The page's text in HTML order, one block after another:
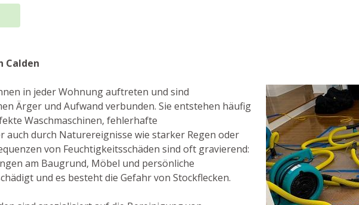
Calden
in jeder Wohnung auftreten und sind
Ärger und Aufwand verbunden. Sie entstehen häufig
Waschmaschinen, fehlerhafte
auch durch Naturereignisse wie starker Regen oder
von Feuchtigkeitsschäden sind oft gravierend:
am Baugrund, Möbel und persönliche
und es besteht die Gefahr von Stockflecken.